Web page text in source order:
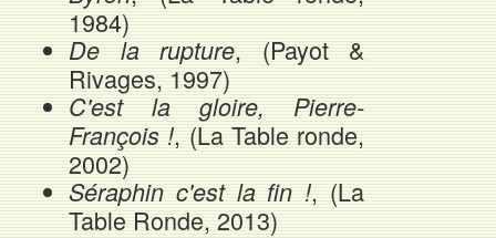
1984)
De la rupture, (Payot &
Rivages, 1997)
C'est la gloire, Pierre-
François !, (La Table ronde,
2002)
Séraphin c'est la fin !, (La
Table Ronde, 2013)